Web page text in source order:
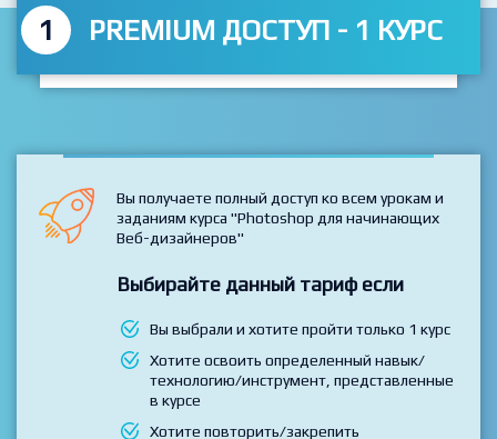
1 PREMIUM ДОСТУП - 1 КУРС
Вы получаете полный доступ ко всем урокам и
заданиям курса "Photoshop для начинающих
Веб-дизайнеров"
Выбирайте данный тариф если
Вы выбрали и хотите пройти только 1 курс
Хотите освоить определенный навык/
технологию/инструмент, представленные
в курсе
Хотите повторить/закрепить